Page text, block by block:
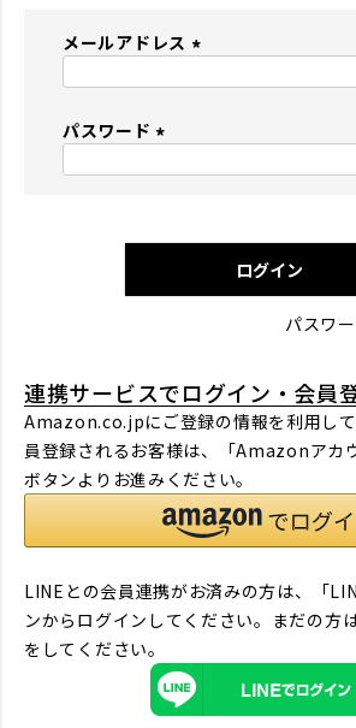
メールアドレス
パスワード
)
ログイン
パスワ
連携サービスでログイン・会員
Amazon.co.jpにご登録の情報を利用し
員登録されるお客様は、「Amazonアカ
ボタンよりお進みください。
LINEとの会員連携がお済みの方は、「
ンからログインしてください。まだの方は
をしてください。